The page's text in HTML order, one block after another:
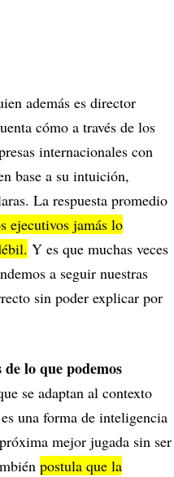
además es director
cómo a través de los
internacionales con
base a su intuición,
La respuesta promedio
ejecutivos jamás lo
Y es que muchas veces
a seguir nuestras
sin poder explicar por
lo que podemos
se adaptan al contexto
una forma de inteligencia
mejor jugada sin ser
postula que la